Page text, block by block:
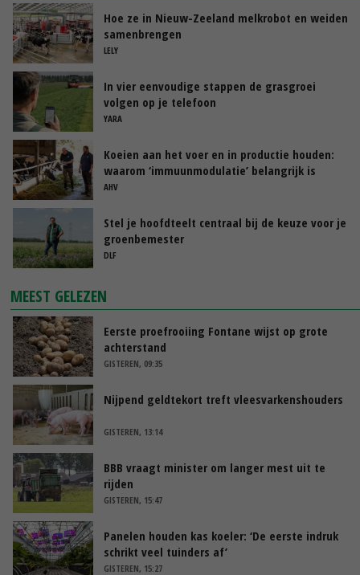
Hoe ze in Nieuw-Zeeland melkrobot en weiden
samenbrengen
LELY
In vier eenvoudige stappen de grasgroei
volgen op je telefoon
YARA
Koeien aan het voer en in productie houden:
waarom ‘immuunmodulatie’ belangrijk is
tijdens de transitieperiode
AHV
Stel je hoofdteelt centraal bij de keuze voor je
groenbemester
DLF
MEEST GELEZEN
Eerste proefrooiing Fontane wijst op grote
achterstand
GISTEREN, 09:35
Nijpend geldtekort treft vleesvarkenshouders
GISTEREN, 13:14
BBB vraagt minister om langer mest uit te
rijden
GISTEREN, 15:47
Panelen houden kas koeler: ‘De eerste indruk
schrikt veel tuinders af’
GISTEREN, 15:27